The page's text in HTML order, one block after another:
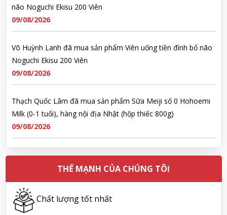
não Noguchi Ekisu 200 Viên
09/08/2026
Võ Huỳnh Lanh đã mua sản phẩm Viên uống tiền đình bổ não
Noguchi Ekisu 200 Viên
09/08/2026
Thạch Quốc Lâm đã mua sản phẩm Sữa Meiji số 0 Hohoemi
Milk (0-1 tuổi), hàng nội địa Nhật (hộp thiếc 800g)
09/08/2026
Ngô Quốc Cường đã mua sản phẩm Sữa Meiji số 0 Hohoemi
Milk (0-1 tuổi), hàng nội địa Nhật (hộp thiếc 800g)
09/08/2026
Lê Công Hoàng Huy đã mua sản phẩm Viên uống tiền đình bổ
THẾ MẠNH CỦA CHÚNG TÔI
Chất lượng tốt nhất